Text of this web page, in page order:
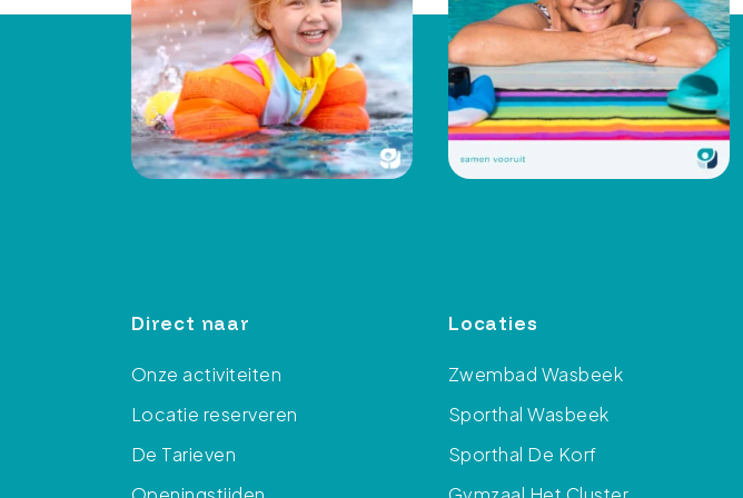
Direct naar
Onze activiteiten
Locatie reserveren
De Tarieven
Locaties
Zwembad Wasbeek
Sporthal Wasbeek
Sporthal De Korf